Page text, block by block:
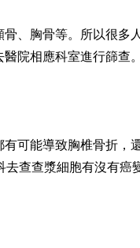
、胸骨等。所以很多
院相應科室進行篩查。
可能導致胸椎骨折，
查查漿細胞有沒有癌